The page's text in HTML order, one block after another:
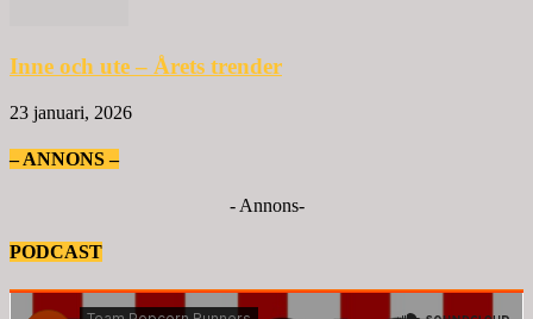
Inne och ute – Årets trender
23 januari, 2026
– ANNONS –
- Annons-
PODCAST